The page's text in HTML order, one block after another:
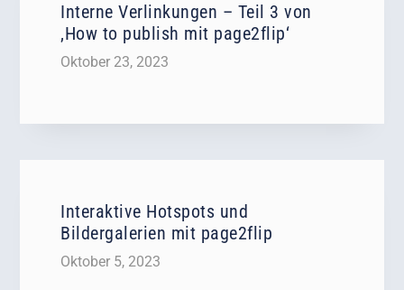
Interne Verlinkungen – Teil 3 von
‚How to publish mit page2flip‘
Oktober 23, 2023
Interaktive Hotspots und
Bildergalerien mit page2flip
Oktober 5, 2023